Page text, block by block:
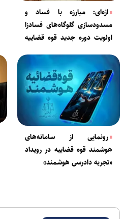
اژه‌ای: مبارزه با فساد و
مسدودسازی گلوگاه‌های فسادزا
اولویت دوره جدید قوه قضاییه
رونمایی از سامانه‌های
هوشمند قوه قضاییه در رویداد
«تجربه دادرسی هوشمند»